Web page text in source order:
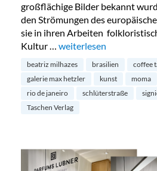
großflächige Bilder bekannt
den Strömungen des
sie in ihren Arbeiten
Kultur … „Einladung zur
weiterlesen
beatriz milhazes brasilien
coffee
galerie max hetzler
kunst moma
rio de janeiro
schlüterstraße
Taschen Verlag